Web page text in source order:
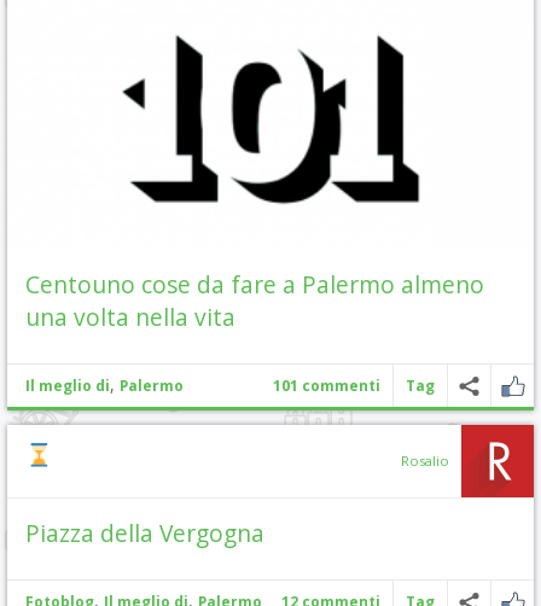
Centouno cose da fare a Palermo almeno
una volta nella vita
Il meglio di, Palermo 101 commenti Tag
Rosalio
Piazza della Vergogna
Fotoblog, Il meglio di, Palermo 12 commenti Tag